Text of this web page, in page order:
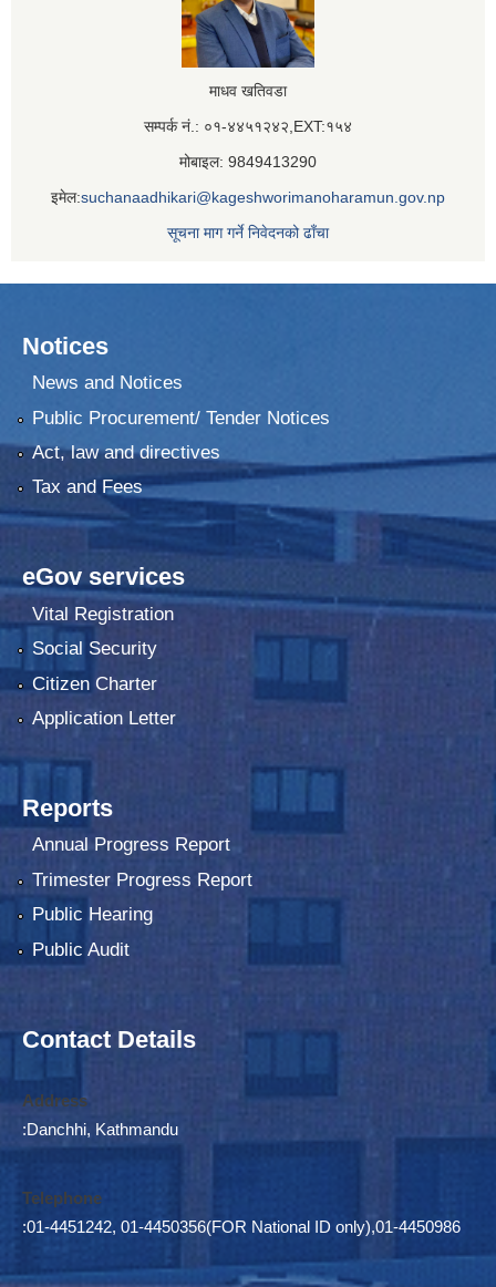
माधव खतिवडा
सम्पर्क नं.: ०१-४४५१२४२,EXT:१५४
मोबाइल: 9849413290
इमेल:suchanaadhikari@kageshworimanoharamun.gov.np
सूचना माग गर्ने निवेदनको ढाँचा
Notices
News and Notices
Public Procurement/ Tender Notices
Act, law and directives
Tax and Fees
eGov services
Vital Registration
Social Security
Citizen Charter
Application Letter
Reports
Annual Progress Report
Trimester Progress Report
Public Hearing
Public Audit
Contact Details
Address
:Danchhi, Kathmandu
Telephone
:01-4451242, 01-4450356(FOR National ID only),01-4450986